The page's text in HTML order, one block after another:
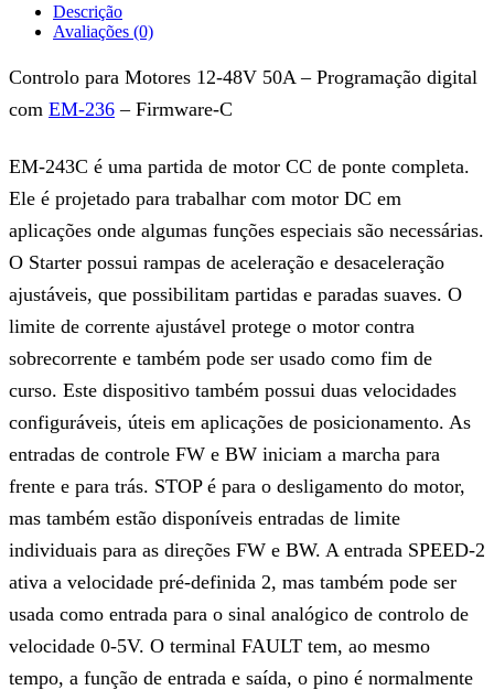
Descrição
Avaliações (0)
Controlo para Motores 12-48V 50A – Programação digital
com EM-236 – Firmware-C
EM-243C é uma partida de motor CC de ponte completa.
Ele é projetado para trabalhar com motor DC em
aplicações onde algumas funções especiais são necessárias.
O Starter possui rampas de aceleração e desaceleração
ajustáveis, que possibilitam partidas e paradas suaves. O
limite de corrente ajustável protege o motor contra
sobrecorrente e também pode ser usado como fim de
curso. Este dispositivo também possui duas velocidades
configuráveis, úteis em aplicações de posicionamento. As
entradas de controle FW e BW iniciam a marcha para
frente e para trás. STOP é para o desligamento do motor,
mas também estão disponíveis entradas de limite
individuais para as direções FW e BW. A entrada SPEED-2
ativa a velocidade pré-definida 2, mas também pode ser
usada como entrada para o sinal analógico de controlo de
velocidade 0-5V. O terminal FAULT tem, ao mesmo
tempo, a função de entrada e saída, o pino é normalmente